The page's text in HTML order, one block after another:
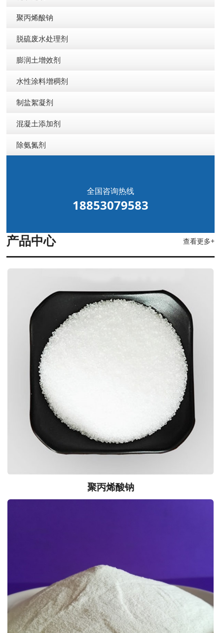
聚丙烯酸钠
脱硫废水处理剂
膨润土增效剂
水性涂料增稠剂
制盐絮凝剂
混凝土添加剂
除氨氮剂
全国咨询热线
18853079583
产品中心 查看更多+
聚丙烯酸钠